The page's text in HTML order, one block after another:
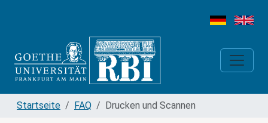
Startseite FAQ Drucken und Scannen